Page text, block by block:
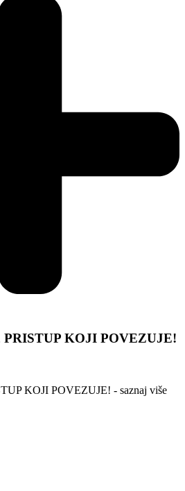
KOJI POVEZUJE!
KOJI POVEZUJE! - saznaj više